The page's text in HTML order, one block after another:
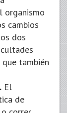
organismo
cambios
dos
también
El
de